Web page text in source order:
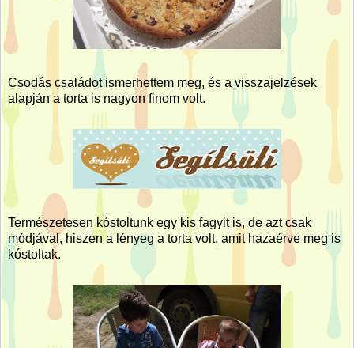
Csodás családot ismerhettem meg, és a visszajelzések
alapján a torta is nagyon finom volt.
Természetesen kóstoltunk egy kis fagyit is, de azt csak
módjával, hiszen a lényeg a torta volt, amit hazaérve meg is
kóstoltak.